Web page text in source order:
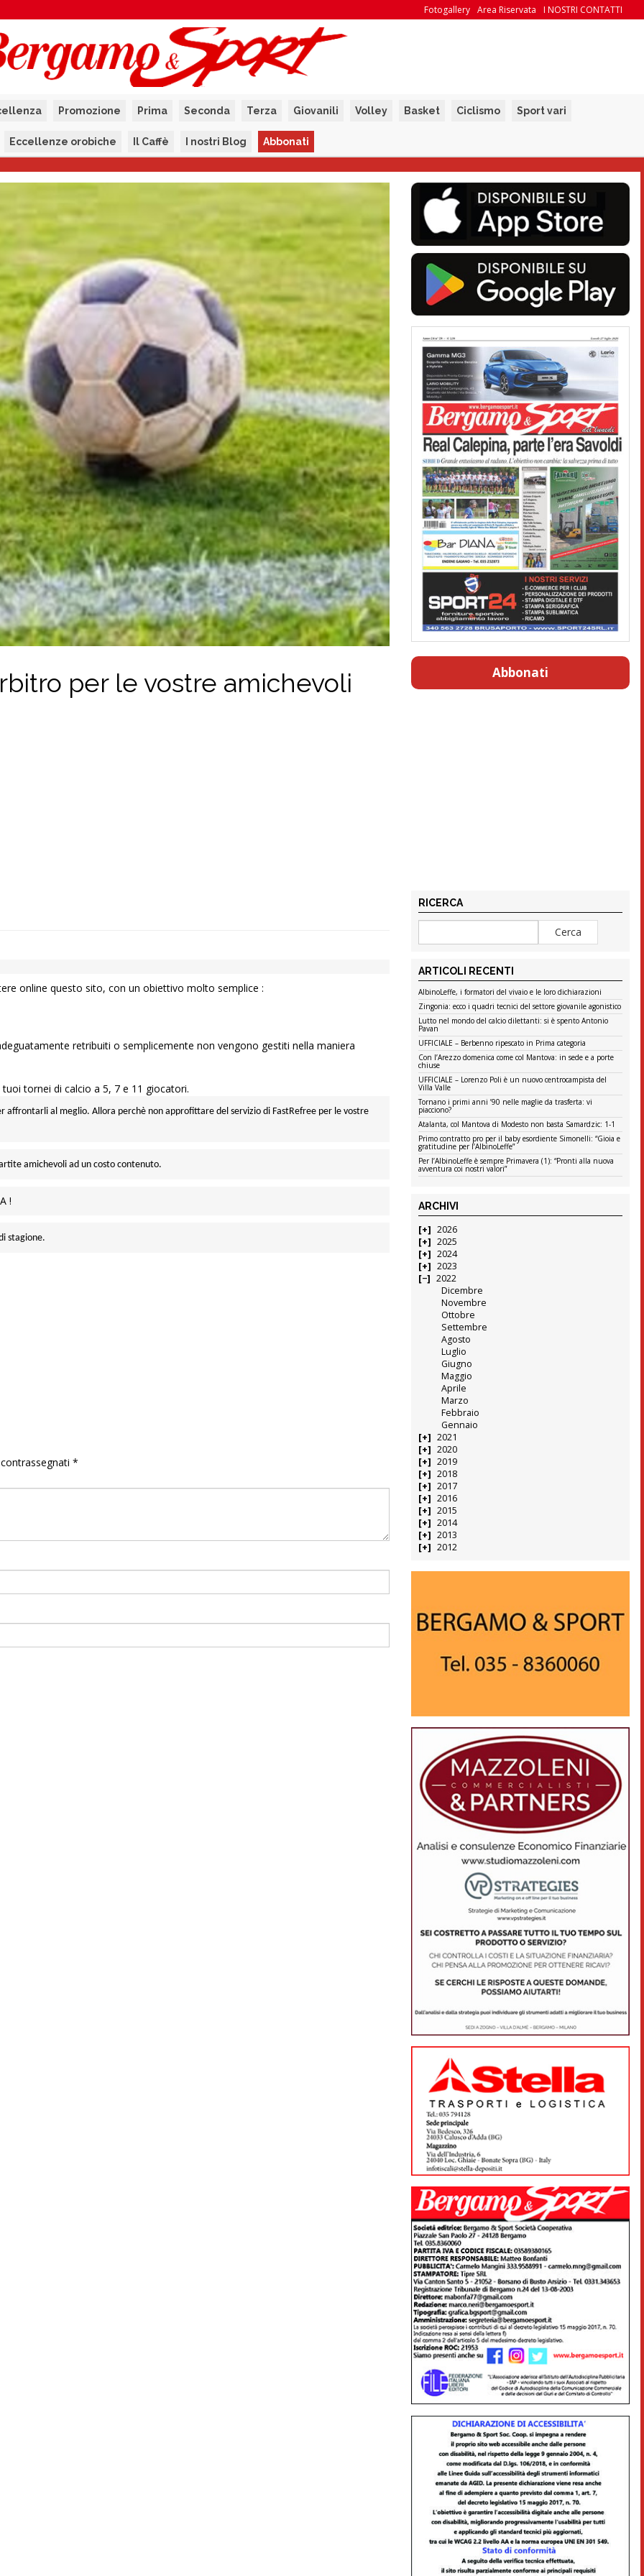
I NOSTRI CONTATTI
Area Riservata
Fotogallery
Promozione Prima Seconda Terza Giovanili Volley Basket Ciclismo Sport vari
Eccellenze orobiche Il Caffè I nostri Blog Abbonati
per le vostre amichevoli
online questo sito, con un obiettivo molto semplice :
retribuiti o semplicemente non vengono gestiti nella maniera
tornei di calcio a 5, 7 e 11 giocatori.
affrontarli al meglio.Allora perchè non approfittare del servizio di FastRefree per le vostre
amichevoli ad un costo contenuto.
!
stagione.
*
Abbonati
RICERCA
ARTICOLI RECENTI
AlbinoLeffe, i formatori del vivaio e le loro dichiarazioni
Zingonia: ecco i quadri tecnici del settore giovanile agonistico
Lutto nel mondo del calcio dilettanti: si è spento Antonio
Pavan
UFFICIALE – Berbenno ripescato in Prima categoria
Con l’Arezzo domenica come col Mantova: in sede e a porte
chiuse
UFFICIALE – Lorenzo Poli è un nuovo centrocampista del
Villa Valle
Tornano i primi anni ’90 nelle maglie da trasferta: vi
piacciono?
Atalanta, col Mantova di Modesto non basta Samardzic: 1-1
Primo contratto pro per il baby esordiente Simonelli: “Gioia e
gratitudine per l’AlbinoLeffe”
Per l’AlbinoLeffe è sempre Primavera (1): “Pronti alla nuova
avventura coi nostri valori”
ARCHIVI
2026
2025
2024
2023
2022
Dicembre
Novembre
Ottobre
Settembre
Agosto
Luglio
Giugno
Maggio
Aprile
Marzo
Febbraio
Gennaio
2021
2020
2019
2018
2017
2016
2015
2014
2013
2012